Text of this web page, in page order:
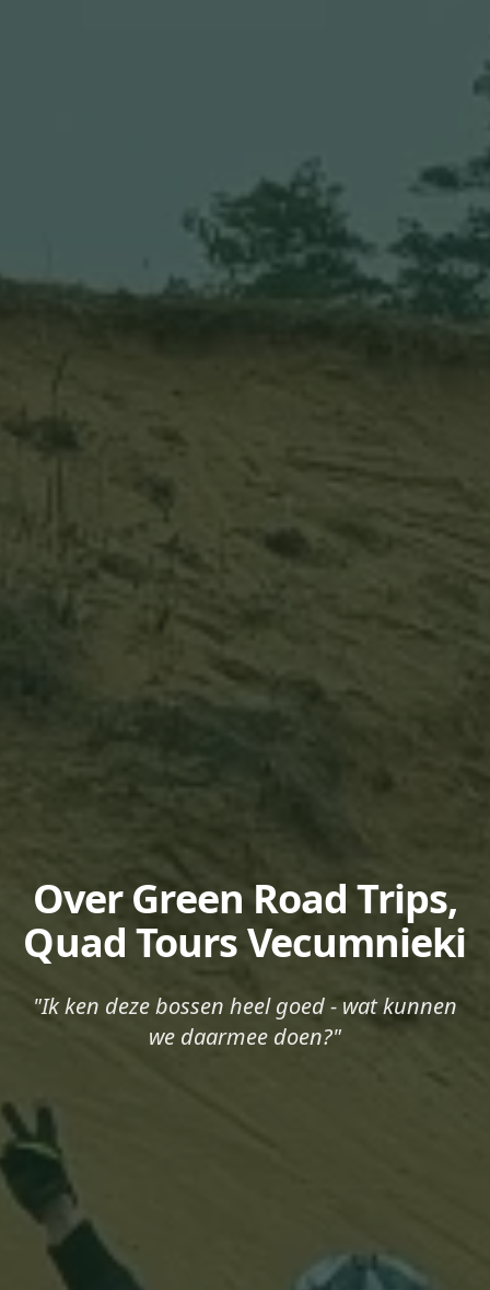
Over Green Road Trips,
Quad Tours Vecumnieki
"Ik ken deze bossen heel goed - wat kunnen
we daarmee doen?"